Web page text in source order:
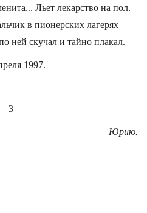
Льет лекарство на пол.
в пионерских лагерях
ней скучал и тайно плакал.
1997.
3
Юрию.